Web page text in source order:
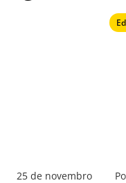
25 de novembro